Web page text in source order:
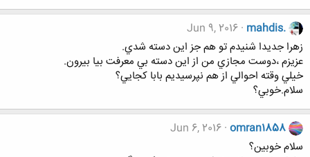
mahdis.
Jun 9, 2016
زهرا جديدا شنيدم تو هم جز اين دسته شدي.
عزيزم ،دوست مجازي من از اين دسته بي معرفت بيا بيرون.
خيلي وقته احوالي از هم نپرسيديم بابا كجايي؟
سلام.خوبي؟
omran1858
Jun 6, 2016
سلام خوبین؟